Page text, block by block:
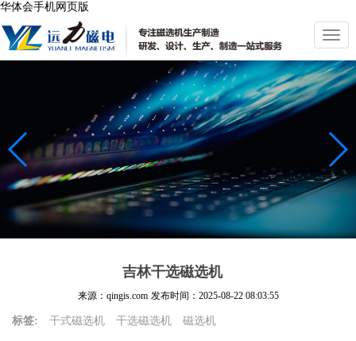
华体会手机网页版
切
换
导
航
吉林干选磁选机
来源：qingis.com 发布时间： 2025-08-22 08:03:55
标签: 干式磁选机 干选磁选机 磁选机